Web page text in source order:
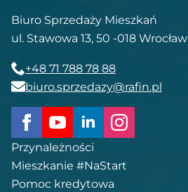
Biuro Sprzedaży Mieszkań
ul. Stawowa 13, 50 -018 Wrocław
+48 71 788 78 88
biuro.sprzedazy@rafin.pl
Przynależności
Mieszkanie #NaStart
Pomoc kredytowa